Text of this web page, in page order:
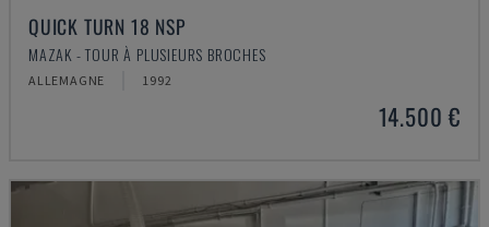
QUICK TURN 18 NSP
MAZAK - TOUR À PLUSIEURS BROCHES
ALLEMAGNE 1992
14.500 €